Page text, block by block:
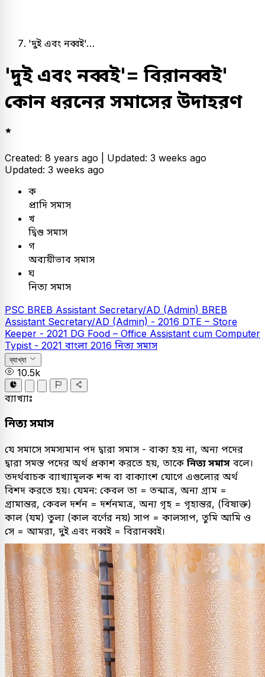
'দুই এবং নব্বই'…
'দুই এবং নব্বই'= বিরানব্বই'
কোন ধরনের সমাসের উদাহরণ
Created: 8 years ago | Updated: 3 weeks ago
Updated: 3 weeks ago
ক
প্রাদি সমাস
খ
দ্বিগু সমাস
গ
অব্যয়ীভাব সমাস
ঘ
নিত্য সমাস
PSC BREB Assistant Secretary/AD (Admin) BREB
Assistant Secretary/AD (Admin) - 2016 DTE – Store
Keeper - 2021 DG Food – Office Assistant cum Computer
Typist - 2021 বাংলা 2016 নিত্য সমাস
ব্যাখ্যা
10.5k
ব্যাখ্যাঃ
নিত্য সমাস
যে সমাসে সমস্যমান পদ দ্বারা সমাস - বাক্য হয় না, অন্য পদের
দ্বারা সমস্ত পদের অর্থ প্রকাশ করতে হয়, তাকে নিত্য সমাস বলে।
তদর্থবাচক ব্যাখ্যামূলক শব্দ বা বাক্যাংশ যোগে এগুলোর অর্থ
বিশদ করতে হয়। যেমন: কেবল তা = তন্মাত্র, অন্য গ্রাম =
গ্রামান্তর, কেবল দর্শন = দর্শনমাত্র, অন্য গৃহ = গৃহান্তর, (বিষাক্ত)
কাল (যম) তুল্য (কাল বর্ণের নয়) সাপ = কালসাপ, তুমি আমি ও
সে = আমরা, দুই এবং নব্বই = বিরানব্বই।